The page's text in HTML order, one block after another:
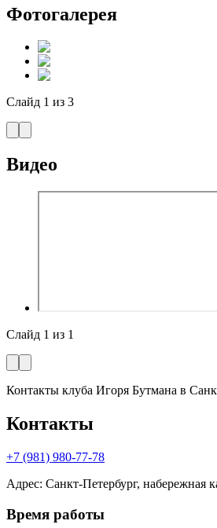
Фотогалерея
Слайд 1 из 3
Видео
Слайд 1 из 1
Контакты клуба Игоря Бутмана в
Контакты
+7 (981) 980-77-78
Адрес: Санкт-Петербург, набережная
Время работы